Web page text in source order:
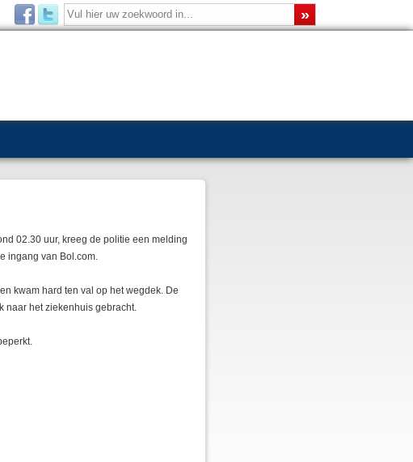
02.30 uur, kreeg de politie een melding
ingang van Bol.com.
kwam hard ten val op het wegdek. De
naar het ziekenhuis gebracht.